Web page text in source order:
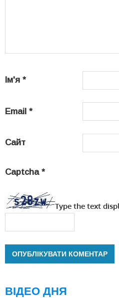
Ім'я *
Email *
Сайт
Captcha *
Type the text
ВІДЕО ДНЯ